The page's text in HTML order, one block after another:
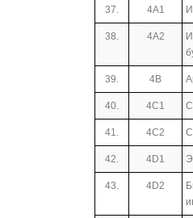
37. 4А1
38. 4А2
39. 4B
40. 4С1
41. 4С2
42. 4D1
43. 4D2